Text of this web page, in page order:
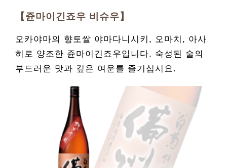
【쥰마이긴죠우 비슈우】
오카야마의 향토쌀 야마다니시키, 오마치, 아사
히로 양조한 쥰마이긴죠우입니다. 숙성된 술의
부드러운 맛과 깊은 여운를 즐기십시요.